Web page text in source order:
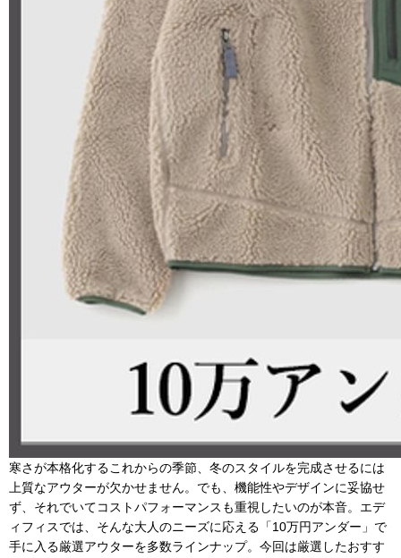
寒さが本格化するこれからの季節、冬のスタイルを完成させるには
上質なアウターが欠かせません。でも、機能性やデザインに妥協せ
ず、それでいてコストパフォーマンスも重視したいのが本音。エデ
ィフィスでは、そんな大人のニーズに応える「10万円アンダー」で
手に入る厳選アウターを多数ラインナップ。今回は厳選したおすす